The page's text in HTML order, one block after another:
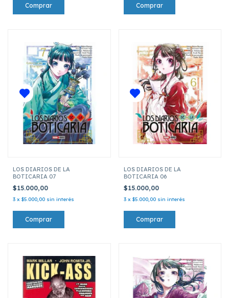
LOS DIARIOS DE LA
BOTICARIA 07
$15.000,00
3 x $5.000,00 sin interés
LOS DIARIOS DE LA
BOTICARIA 06
$15.000,00
3 x $5.000,00 sin interés